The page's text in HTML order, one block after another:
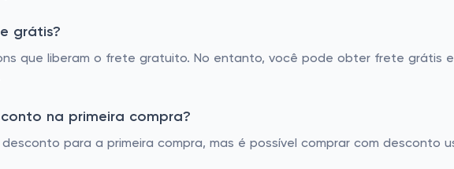
grátis?
que liberam o frete gratuito. No entanto, você pode obter frete grátis
na primeira compra?
para a primeira compra, mas é possível comprar com desconto